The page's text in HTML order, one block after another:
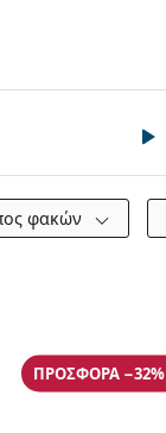
φακών
ΠΡΟΣΦΟΡΆ −32%